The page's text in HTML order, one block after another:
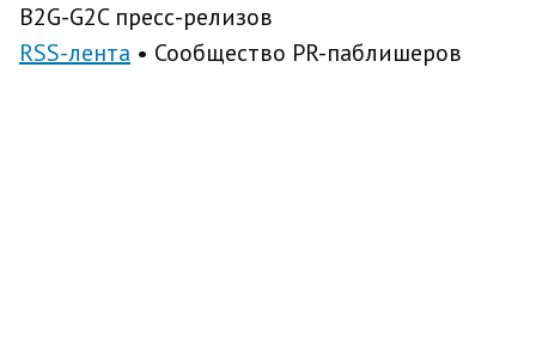
B2G-G2C пресс-релизов
RSS-лента • Сообщество PR-паблишеров